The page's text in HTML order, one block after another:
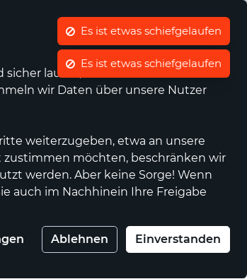
laufen, wir die Performance
wir Daten über unsere Nutzer
weiterzugeben, etwa an unsere
zustimmen möchten, beschränken wir
werden. Aber keine Sorge! Wenn
auch im Nachhinein Ihre Freigabe
Ablehnen Einverstanden
Mein Konto Wunschliste Warenkorb